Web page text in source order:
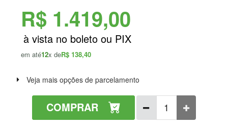
R$ 1.419,00
em até12x deR$ 138,40
Veja mais opções de parcelamento
COMPRAR